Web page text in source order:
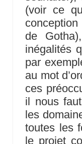
(voir ce
de
inégalités
par
au mot
ces
il nous
les
toutes les
le projet